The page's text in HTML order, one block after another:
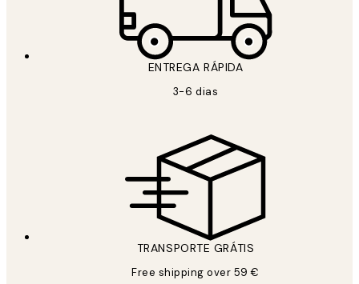
ENTREGA RÁPIDA
3-6 dias
TRANSPORTE GRÁTIS
Free shipping over 59 €